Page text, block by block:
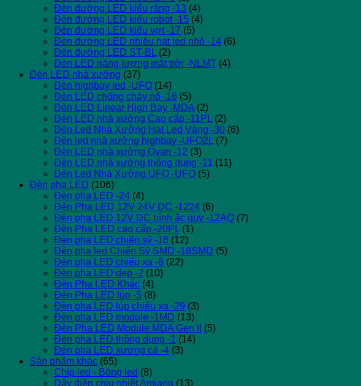
Đèn đường LED kiểu răng -13 (4)
Đèn đường LED kiểu robot -15 (4)
Đèn đường LED kiểu vợt -17 (5)
Đèn đường LED nhiều hạt led nhỏ -14 (6)
Đèn đường LED ST-BL (2)
Đèn LED năng lượng mặt trời -NLMT (4)
Đèn LED nhà xưởng (37)
Đèn highbay led -UFO (14)
Đèn LED chống cháy nổ -16 (5)
Đèn LED Linear High Bay -MDA (2)
Đèn LED nhà xưởng Cao cấp -11PL (2)
Đèn Led Nhà Xưởng Hạt Led Vàng -30 (6)
Đèn led nhà xưởng highbay -UFO2L (7)
Đèn LED nhà xưởng Ovan -12 (3)
Đèn LED nhà xưởng thông dụng -11 (11)
Đèn Led Nhà Xưởng UFO -UFO (5)
Đèn pha LED (106)
Đèn pha LED -24 (4)
Đèn Pha LED 12V 24V DC -1224 (6)
Đèn pha LED 12V DC bình ắc quy -12AQ (7)
Đèn Pha LED cao cấp -20PL (1)
Đèn pha LED chiến sỹ -18 (12)
Đèn pha led Chiến Sỹ SMD -18SMD (5)
Đèn pha LED chiếu xa -6 (22)
Đèn pha LED dẹp -2 (10)
Đèn Pha LED Khác (4)
Đèn Pha LED lúp -5 (8)
Đèn pha LED lúp chiếu xa -29 (3)
Đèn pha LED module -1MD (13)
Đèn Pha LED Module MDA Gen II
(5)
Đèn pha LED thông dụng -1 (14)
Đèn pha LED xương cá -4 (3)
Sản phẩm khác (65)
Chip led - Bóng led (8)
Dây điện chịu nhiệt Amiang (13)